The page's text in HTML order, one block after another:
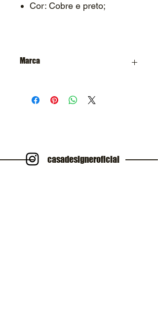
Cor: Cobre e preto;
Marca
casadesigneroficial